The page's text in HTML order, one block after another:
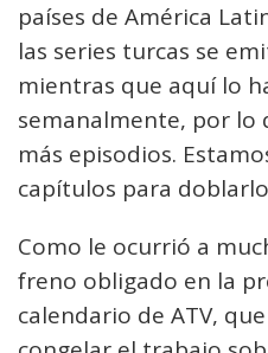
países de América
las series turcas se
mientras que aquí lo
semanalmente, por lo
más episodios.
capítulos para
Como le ocurrió a
freno obligado en la
calendario de ATV,